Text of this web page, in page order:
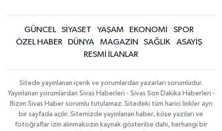
GÜNCEL SİYASET YAŞAM EKONOMİ
SPOR
ÖZEL HABER
DÜNYA MAGAZİN SAĞLIK
ASAYİŞ
RESMİ İLANLAR
Sitede yayınlanan içerik ve yorumlardan yazarları sorumludur.
Yayınlanan yorumlardan Sivas Haberleri - Sivas Son Dakika Haberleri -
Bizim Sivas Haber sorumlu tutulamaz. Sitedeki tüm harici linkler ayrı
bir sayfada açılır. Sitemizde yayınlanan haber, köşe yazıları ve
fotoğraflar izin alınmaksızın kaynak gösterilse dahi, herhangi bir